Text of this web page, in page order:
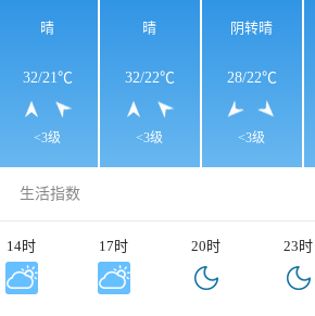
晴
32/21℃
<3级
晴
32/22℃
<3级
阴转晴
28/22℃
<3级
生活指数
14时 17时 20时 23时